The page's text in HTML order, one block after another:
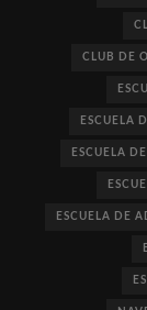
CLUB DE
ESCUELA
ESCUELA
ESCUELA DE